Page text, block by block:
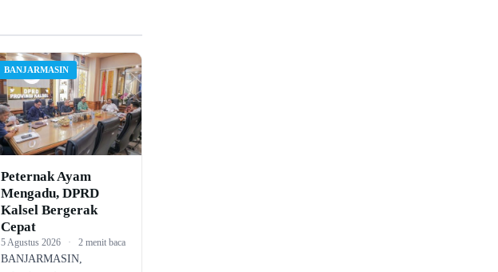
BANJARMASIN
Peternak Ayam
Mengadu, DPRD
Kalsel Bergerak
Cepat
5 Agustus 2026 · 2 menit baca
BANJARMASIN,